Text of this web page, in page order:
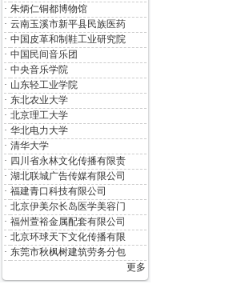
· 朱炳仁铜都博物馆
· 云南玉溪市新平县民族医药
· 中国皮革和制鞋工业研究院
· 中国民间音乐团
· 中央音乐学院
· 山东轻工业学院
· 东北农业大学
· 北京理工大学
· 华北电力大学
· 清华大学
· 四川省永林文化传播有限责
· 湖北联城广告传媒有限公司
· 福建青口科技有限公司
· 北京伊美尔长岛医学美容门
· 福州萱裕金属配套有限公司
· 北京环球天下文化传播有限
· 东莞市秋枫树建筑劳务分包
更多